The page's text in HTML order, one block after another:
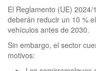
El Reglamento (UE)
deberán reducir un 10 %
vehículos antes de 2030.
Sin embargo, el sector
motivos: